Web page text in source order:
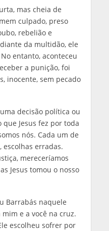
mas cheia de
culpado, preso
rebelião e
da multidão, ele
entanto, aconteceu
a punição, foi
inocente, sem pecado
decisão política ou
Jesus fez por toda
nós. Cada um de
escolhas erradas.
mereceríamos
Jesus tomou o nosso
Barrabás naquele
e a você na cruz.
escolheu sofrer por